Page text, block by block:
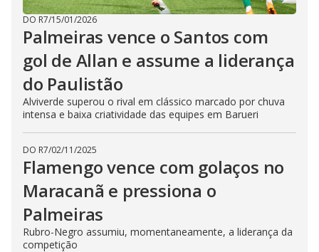
DO R7/15/01/2026
Palmeiras vence o Santos com
gol de Allan e assume a liderança
do Paulistão
Alviverde superou o rival em clássico marcado por chuva
intensa e baixa criatividade das equipes em Barueri
DO R7/02/11/2025
Flamengo vence com golaços no
Maracanã e pressiona o
Palmeiras
Rubro-Negro assumiu, momentaneamente, a liderança da
competição